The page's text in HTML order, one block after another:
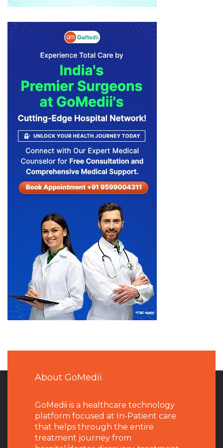
About GoMedii
GoMedii is a healthcare technology
platform focused at In-Patient care
that helps through the entire
treatment journey from